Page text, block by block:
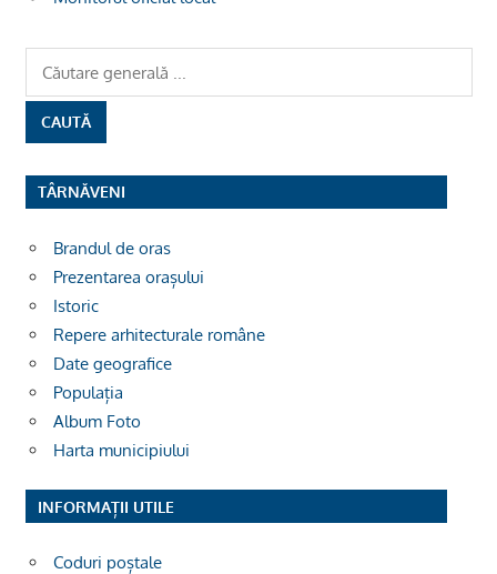
TÂRNĂVENI
Brandul de oras
Prezentarea orașului
Istoric
Repere arhitecturale române
Date geografice
Populația
Album Foto
Harta municipiului
INFORMAȚII UTILE
Coduri poștale